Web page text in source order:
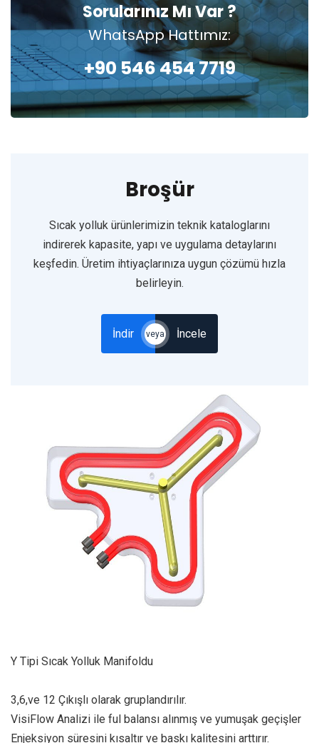
Sorularınız Mı Var ?
WhatsApp Hattımız:
+90 546 454 7719
Broşür
Sıcak yolluk ürünlerimizin teknik kataloglarını
indirerek kapasite, yapı ve uygulama detaylarını
keşfedin. Üretim ihtiyaçlarınıza uygun çözümü hızla
belirleyin.
İndir veya İncele
Y Tipi Sıcak Yolluk Manifoldu
3,6,ve 12 Çıkışlı olarak gruplandırılır.
VisiFlow Analizi ile ful balansı alınmış ve yumuşak geçişler
Enjeksiyon süresini kısaltır ve baskı kalitesini arttırır.